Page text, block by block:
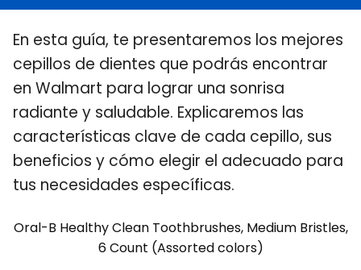
En esta guía, te presentaremos los mejores
cepillos de dientes que podrás encontrar
en Walmart para lograr una sonrisa
radiante y saludable. Explicaremos las
características clave de cada cepillo, sus
beneficios y cómo elegir el adecuado para
tus necesidades específicas.
Oral-B Healthy Clean Toothbrushes, Medium Bristles,
6 Count (Assorted colors)